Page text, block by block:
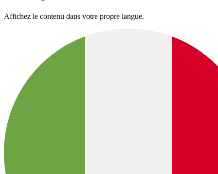
Affichez le contenu dans votre propre langue.